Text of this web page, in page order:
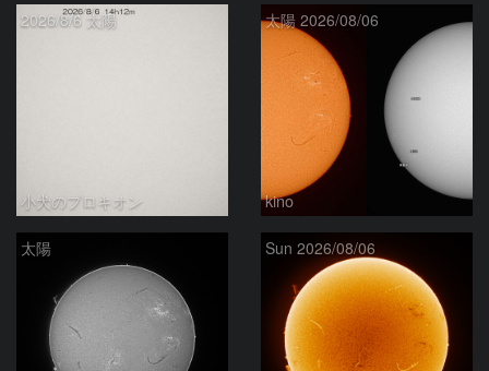
2026/8/6 太陽
小犬のプロキオン
太陽 2026/08/06
kino
太陽 Sun 2026/08/06